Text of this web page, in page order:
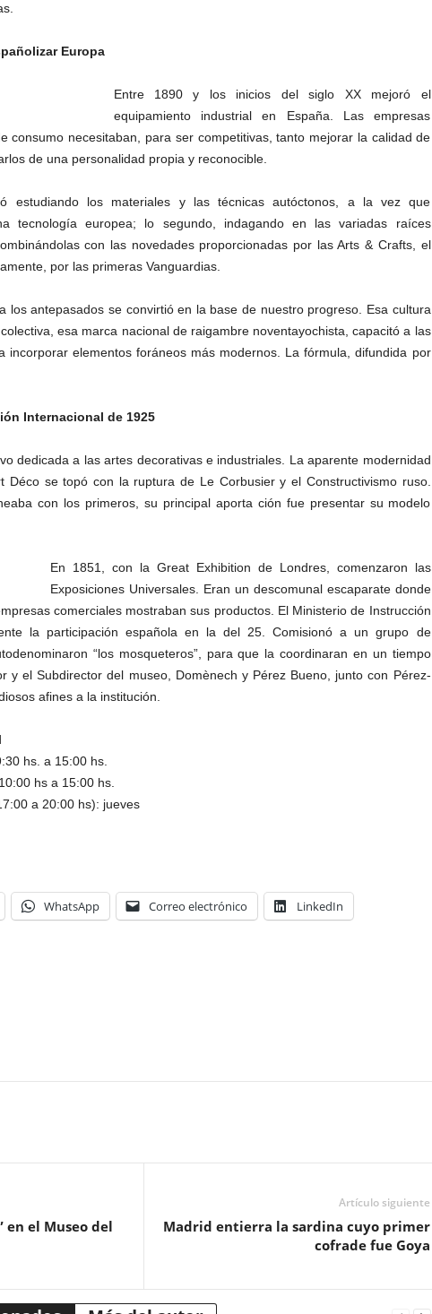
Europa
Entre 1890 y los inicios del siglo XX mejoró el
equipamiento industrial en España. Las empresas
consumo necesitaban, para ser competitivas, tanto mejorar la calidad de
de una personalidad propia y reconocible.
estudiando los materiales y las técnicas autóctonos, a la vez que
tecnología europea; lo segundo, indagando en las variadas raíces
con las novedades proporcionadas por las Arts & Crafts, el
por las primeras Vanguardias.
los antepasados se convirtió en la base de nuestro progreso. Esa cultura
esa marca nacional de raigambre noventayochista, capacitó a las
incorporar elementos foráneos más modernos. La fórmula, difundida por
Internacional de 1925
dedicada a las artes decorativas e industriales. La aparente modernidad
Déco se topó con la ruptura de Le Corbusier y el Constructivismo ruso.
con los primeros, su principal aporta ción fue presentar su modelo
En 1851, con la Great Exhibition de Londres, comenzaron las
Exposiciones Universales. Eran un descomunal escaparate donde
comerciales mostraban sus productos. El Ministerio de Instrucción
la participación española en la del 25. Comisionó a un grupo de
“los mosqueteros”, para que la coordinaran en un tiempo
y el Subdirector del museo, Domènech y Pérez Bueno, junto con Pérez-
afines a la institución.
hs. a 15:00 hs.
hs a 15:00 hs.
a 20:00 hs): jueves
WhatsApp Correo electrónico LinkedIn
en el Museo del
Artículo siguiente
Madrid entierra la sardina cuyo primer
cofrade fue Goya